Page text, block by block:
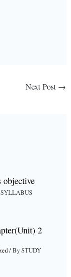
Next Post →
objective
2
/ BySTUDY